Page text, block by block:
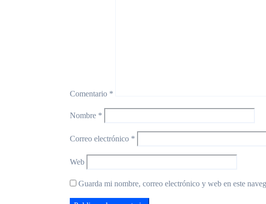
Comentario *
Nombre *
Correo electrónico *
Web
Guarda mi nombre, correo electrónico y web en este